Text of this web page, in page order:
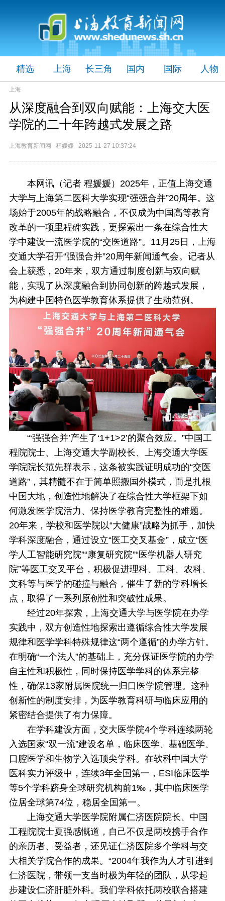
精选 上海 长三角 国内 国际 人物
上海
从深度融合到双向赋能：上海交大医
学院的二十年跨越式发展之路
上海教育新闻网 程媛媛 2025-11-27 10:37:24
本网讯（记者 程媛媛） 2025年，正值上海交通
大学与上海第二医科大学实现“强强合并”20周年。这
场始于2005年的战略融合，不仅成为中国高等教育
改革的一项里程碑实践，更探索出一条在综合性大
学中建设一流医学院的“交医道路”。11月25日， 上海
交通大学召开“强强合并”20周年新闻通气会。记者从
会上获悉， 20年来，双方通过制度创新与双向赋
能，实现了从深度融合到协同创新的跨越式发展，
为构建中国特色医学教育体系提供了生动范例。
“‘强强合并’产生了‘1+1>2’的聚合效应。”中国工
程院院士、上海交通大学副校长、上海交通大学医
学院院长范先群表示，这条被实践证明成功的“交医
道路”，其精髓不在于简单照搬国外模式，而是扎根
中国大地，创造性地解决了在综合性大学框架下如
何激发医学院活力、保持医学教育完整性的难题。
20年来，学校和医学院以“大健康”战略为抓手，加快
学科深度融合，通过设立“医工交叉基金”，成立“医
学人工智能研究院”“康复研究院”“医学机器人研究
院”等医工交叉平台，积极促进理科、工科、农科、
文科等与医学的碰撞与融合，催生了新的学科增长
点，取得了一系列原创性和突破性成果。
经过20年探索，上海交通大学与医学院在办学
实践中，双方创造性地探索出遵循综合性大学发展
规律和医学学科特殊规律这“两个遵循”的办学方针。
在明确“一个法人”的基础上，充分保证医学院的办学
自主性和积极性，同时保持医学学科的体系完整
性，确保13家附属医院统一归口医学院管理。这种
创新性的制度安排，为医学教育科研与临床应用的
紧密结合提供了有力保障。
在学科建设方面，交大医学院4个学科连续两轮
入选国家“双一流”建设名单，临床医学、基础医学、
口腔医学和生物学入选顶尖学科。在软科中国大学
医科实力评级中，连续3年全国第一，ESI临床医学
等5个学科跻身全球研究机构前1‰，其中临床医学
位居全球第74位，稳居全国第一。
上海交通大学医学院附属仁济医院院长、中国
工程院院士夏强感慨道，自己不仅是两校携手合作
的亲历者、受益者，还见证仁济医院多个学科与交
大相关学院合作的成果。“2004年我作为人才引进到
仁济医院，带领一支当时极为年轻的团队，从零起
步建设仁济肝脏外科。我们学科依托两校联合搭建